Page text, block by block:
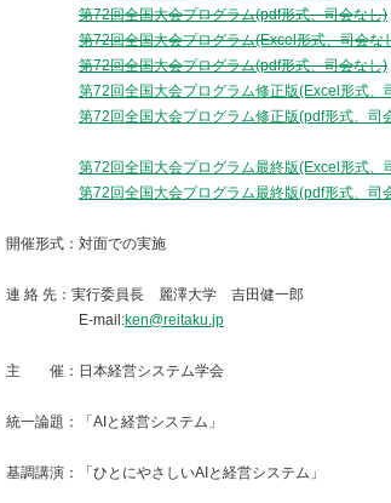
第72回全国大会プログラム(pdf形式、司会なし)
第72回全国大会プログラム(Excel形式、司会な
第72回全国大会プログラム(pdf形式、司会なし)
第72回全国大会プログラム修正版(Excel形式、
第72回全国大会プログラム修正版(pdf形式、司
第72回全国大会プログラム最終版(Excel形式、
第72回全国大会プログラム最終版(pdf形式、司
開催形式：対面での実施
連 絡 先：実行委員長 麗澤大学 吉田健一郎
E-mail:ken@reitaku.jp
主 催：日本経営システム学会
統一論題：「AIと経営システム」
基調講演：「ひとにやさしいAIと経営システム」